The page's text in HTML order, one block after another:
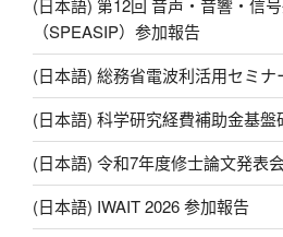
(日本語) 第12回 音声・音響・信
（SPEASIP）参加報告
(日本語) 総務省電波利活用セミナ
(日本語) 科学研究経費補助金基盤
(日本語) 令和7年度修士論文発表
(日本語) IWAIT 2026 参加報告